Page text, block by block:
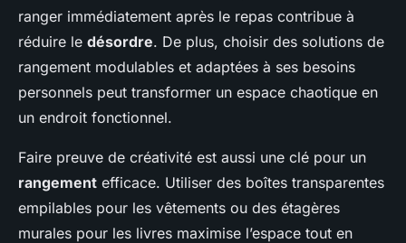
ranger immédiatement après le repas contribue à
réduire le désordre. De plus, choisir des solutions de
rangement modulables et adaptées à ses besoins
personnels peut transformer un espace chaotique en
un endroit fonctionnel.
Faire preuve de créativité est aussi une clé pour un
rangement efficace. Utiliser des boîtes transparentes
empilables pour les vêtements ou des étagères
murales pour les livres maximise l’espace tout en